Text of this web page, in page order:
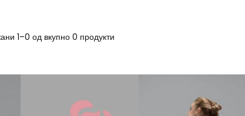
1–0 од вкупно 0 продукти